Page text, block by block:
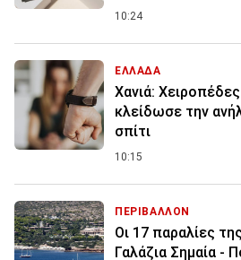
10:24
ΕΛΛΑΔΑ
Χανιά:
κλείδωσε την
σπίτι
10:15
ΠΕΡΙΒΑΛΛΟΝ
Οι 17 παραλίες
Γαλάζια Σημαία -